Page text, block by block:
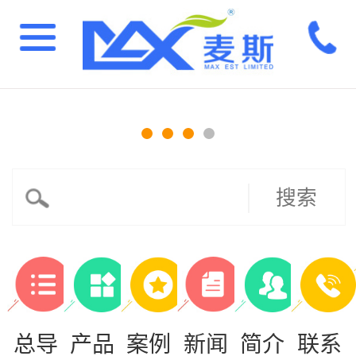
搜索
总导 产品 案例 新闻 简介 联系